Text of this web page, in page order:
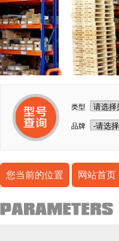
类型
品牌
您当前的位置 网站首页